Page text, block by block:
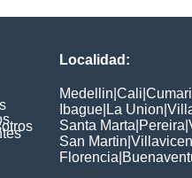
Localidad:
Medellin Cali
Ibague La Union
Santa Marta Pereira
San Martin
Florencia